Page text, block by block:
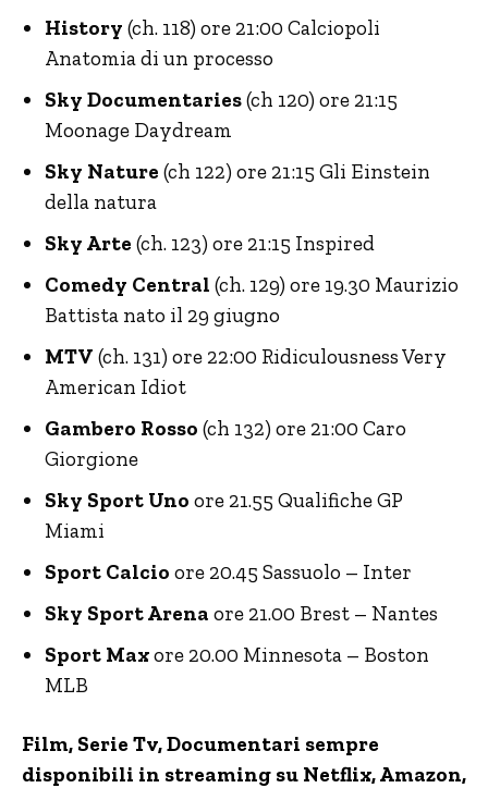
History (ch. 118) ore 21:00 Calciopoli
Anatomia di un processo
Sky Documentaries(ch 120) ore 21:15
Moonage Daydream
Sky Nature (ch 122) ore 21:15 Gli Einstein
della natura
Sky Arte (ch. 123) ore 21:15 Inspired
Comedy Central (ch. 129) ore 19.30 Maurizio
Battista nato il 29 giugno
MTV (ch. 131) ore 22:00 Ridiculousness Very
American Idiot
Gambero Rosso (ch 132) ore 21:00 Caro
Giorgione
Sky Sport Uno ore 21.55 Qualifiche GP
Miami
Sport Calcio ore 20.45 Sassuolo – Inter
Sky Sport Arena ore 21.00 Brest – Nantes
Sport Maxore 20.00 Minnesota – Boston
MLB
Film, Serie Tv, Documentari sempre
disponibili in streaming su Netflix,Amazon,